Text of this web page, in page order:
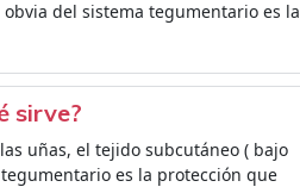
del sistema tegumentario es la
sirve?
uñas, el tejido subcutáneo ( bajo
es la protección que